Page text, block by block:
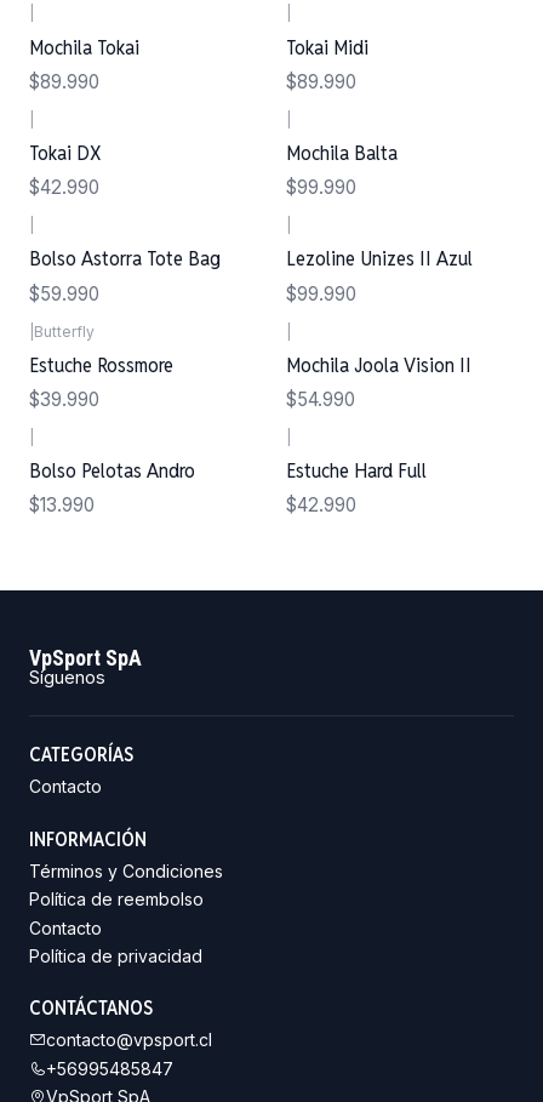
Mochila Tokai
$89.990
Tokai Midi
$89.990
Tokai DX
$42.990
Mochila Balta
$99.990
Bolso Astorra Tote Bag
$59.990
Lezoline Unizes II Azul
$99.990
Butterfly
Estuche Rossmore
$39.990
Mochila Joola Vision II
$54.990
Bolso Pelotas Andro
$13.990
Estuche Hard Full
$42.990
VpSport SpA
Síguenos
CATEGORÍAS
Contacto
INFORMACIÓN
Términos y Condiciones
Política de reembolso
Contacto
Política de privacidad
CONTÁCTANOS
contacto@vpsport.cl
+56995485847
VpSport SpA